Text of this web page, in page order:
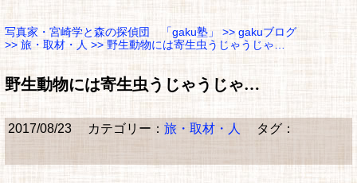
写真家・宮崎学と森の探偵団 「gaku塾」 >> gakuブログ
>> 旅・取材・人 >> 野生動物には寄生虫うじゃうじゃ…
野生動物には寄生虫うじゃうじゃ…
2017/08/23 カテゴリー： 旅・取材・人 タグ：